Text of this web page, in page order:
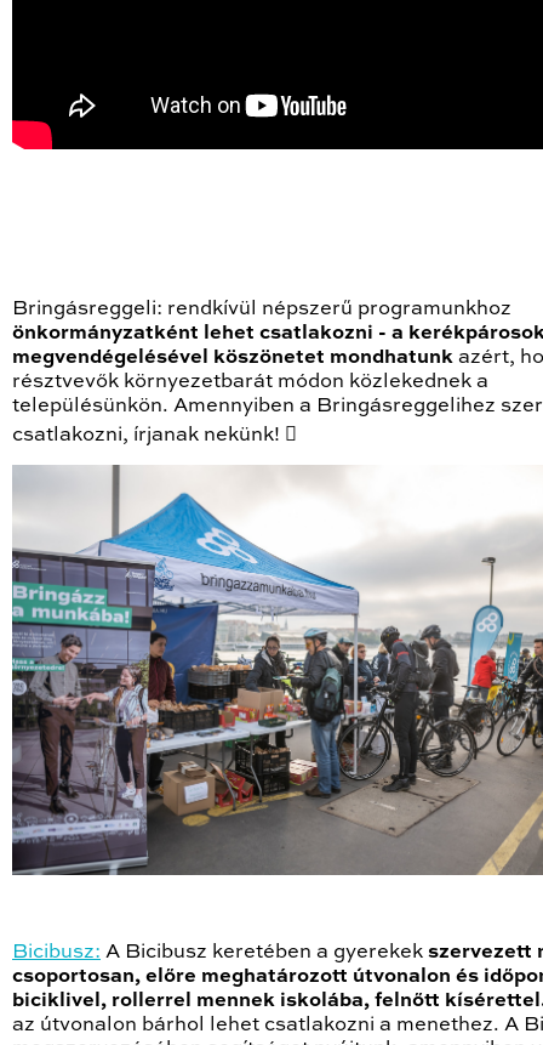
Bringásreggeli: rendkívül népszerű programunkhoz
önkormányzatként lehet csatlakozni - a
megvendégelésével köszönetet mondhatunk azért,
résztvevők környezetbarát módon közlekednek a
településünkön. Amennyiben a Bringásreggelihez
csatlakozni, írjanak nekünk! 
Bicibusz: A Bicibusz keretében a gyerekek szervezett
csoportosan, előre meghatározott útvonalon és
biciklivel, rollerrel mennek iskolába, felnőtt
az útvonalon bárhol lehet csatlakozni a menethez. A